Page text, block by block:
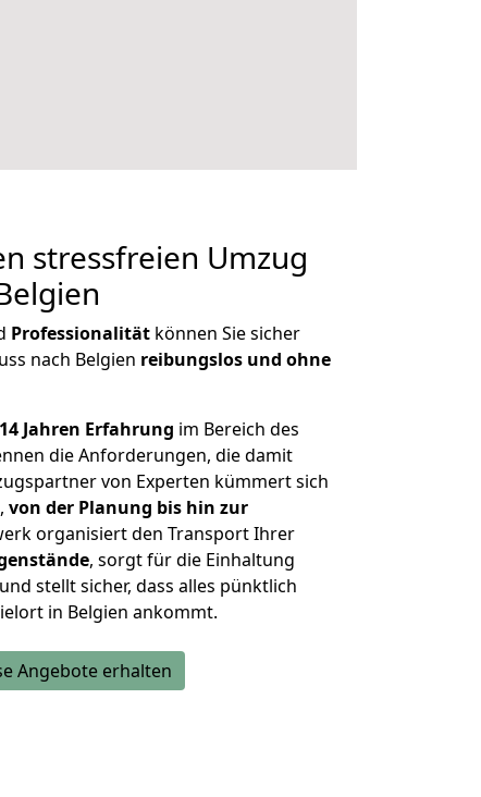
stressfreien Umzug
Professionalität können Sie sicher
nach Belgien reibungslos und ohne
Jahren Erfahrung im Bereich des
die Anforderungen, die damit
von Experten kümmert sich
von der Planung bis hin zur
organisiert den Transport Ihrer
, sorgt für die Einhaltung
stellt sicher, dass alles pünktlich
in Belgien ankommt.
Angebote erhalten